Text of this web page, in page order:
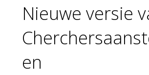
Nieuwe versie
en